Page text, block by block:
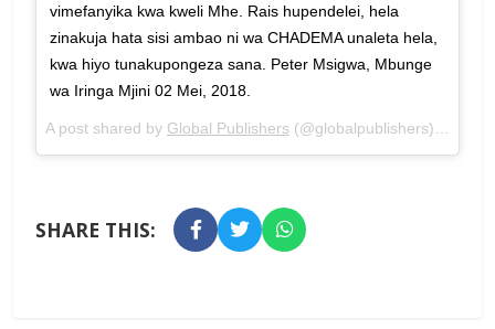
vimefanyika kwa kweli Mhe. Rais hupendelei, hela
zinakuja hata sisi ambao ni wa CHADEMA unaleta hela,
kwa hiyo tunakupongeza sana. Peter Msigwa, Mbunge
wa Iringa Mjini 02 Mei, 2018.
A post shared by Global Publishers (@globalpublishers) on
SHARE THIS: